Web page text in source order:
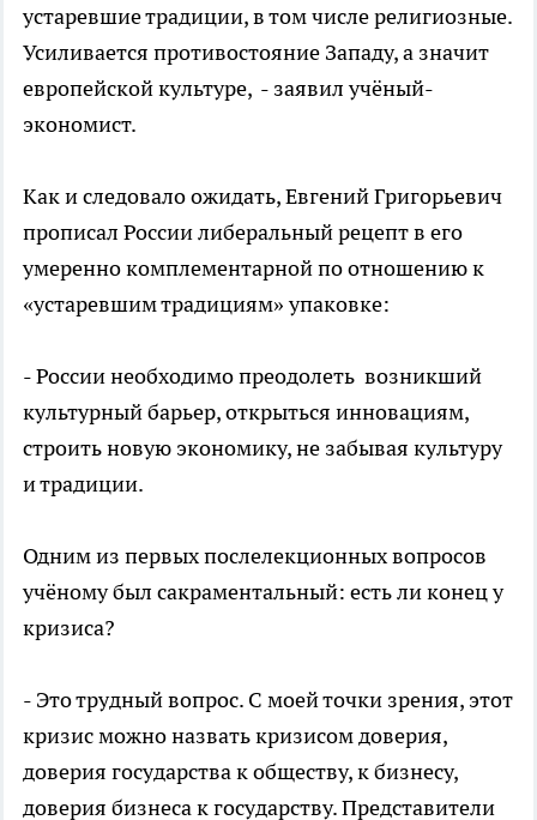
устаревшие традиции, в том числе религиозные.
Усиливается противостояние Западу, а значит
европейской культуре, - заявил учёный-
экономист.
Как и следовало ожидать, Евгений Григорьевич
прописал России либеральный рецепт в его
умеренно комплементарной по отношению к
«устаревшим традициям» упаковке:
- России необходимо преодолеть возникший
культурный барьер, открыться инновациям,
строить новую экономику, не забывая культуру
и традиции.
Одним из первых послелекционных вопросов
учёному был сакраментальный: есть ли конец у
кризиса?
- Это трудный вопрос. С моей точки зрения, этот
кризис можно назвать кризисом доверия,
доверия государства к обществу, к бизнесу,
доверия бизнеса к государству. Представители